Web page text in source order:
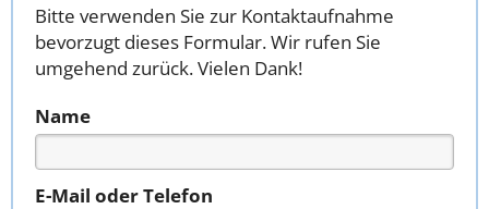
Bitte verwenden Sie zur Kontaktaufnahme
bevorzugt dieses Formular. Wir rufen Sie
umgehend zurück. Vielen Dank!
Name
E-Mail oder Telefon